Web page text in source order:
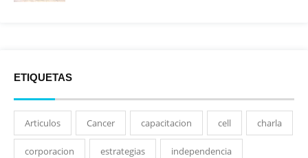
ETIQUETAS
Articulos Cancer capacitacion cell charla
corporacion estrategias independencia